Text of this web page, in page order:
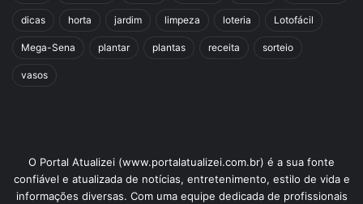
dicas horta jardim limpeza loteria Lotofácil
Mega-Sena plantar plantas receita sorteio
vasos
O Portal Atualizei (www.portalatualizei.com.br) é a sua fonte
confiável e atualizada de notícias, entretenimento, estilo de vida e
informações diversas. Com uma equipe dedicada de profissionais